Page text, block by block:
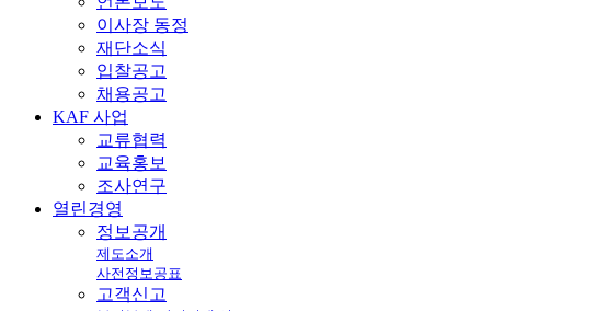
이사장 동정
재단소식
입찰공고
채용공고
KAF 사업
교류협력
교육홍보
조사연구
열린경영
정보공개
제도소개
사전정보공표
고객신고